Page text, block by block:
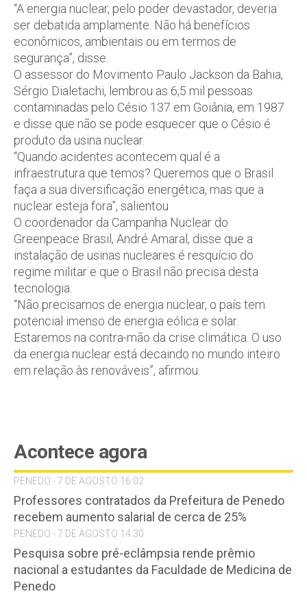
“A energia nuclear, pelo poder devastador, deveria
ser debatida amplamente. Não há benefícios
econômicos, ambientais ou em termos de
segurança”, disse.
O assessor do Movimento Paulo Jackson da Bahia,
Sérgio Dialetachi, lembrou as 6,5 mil pessoas
contaminadas pelo Césio 137 em Goiânia, em 1987
e disse que não se pode esquecer que o Césio é
produto da usina nuclear.
“Quando acidentes acontecem qual é a
infraestrutura que temos? Queremos que o Brasil
faça a sua diversificação energética, mas que a
nuclear esteja fora”, salientou
O coordenador da Campanha Nuclear do
Greenpeace Brasil, André Amaral, disse que a
instalação de usinas nucleares é resquício do
regime militar e que o Brasil não precisa desta
tecnologia.
“Não precisamos de energia nuclear, o país tem
potencial imenso de energia eólica e solar.
Estaremos na contra-mão da crise climática. O uso
da energia nuclear está decaindo no mundo inteiro
em relação às renováveis”, afirmou.
Acontece agora
PENEDO - 7 DE AGOSTO 16:02
Professores contratados da Prefeitura de Penedo
recebem aumento salarial de cerca de 25%
PENEDO - 7 DE AGOSTO 14:30
Pesquisa sobre pré-eclâmpsia rende prêmio
nacional a estudantes da Faculdade de Medicina de
Penedo